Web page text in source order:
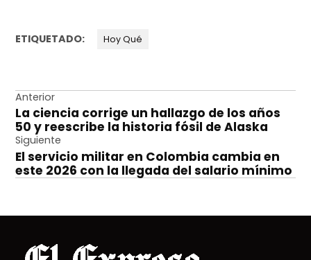
ETIQUETADO: Hoy Qué
Navegación
de
entradas
Anterior
La ciencia corrige un hallazgo de los años
50 y reescribe la historia fósil de Alaska
Siguiente
El servicio militar en Colombia cambia en
este 2026 con la llegada del salario mínimo